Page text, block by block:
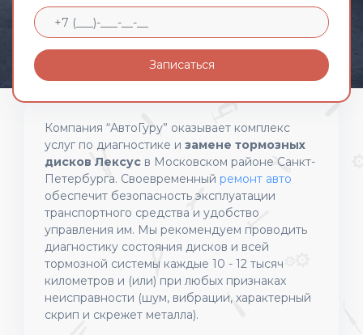
Записаться
Компания “АвтоГуру” оказывает комплекс
услуг по диагностике и замене тормозных
дисков Лексус в Московском районе Санкт-
Петербурга. Своевременный ремонт авто
обеспечит безопасность эксплуатации
транспортного средства и удобство
управления им. Мы рекомендуем проводить
диагностику состояния дисков и всей
тормозной системы каждые 10 - 12 тысяч
километров и (или) при любых признаках
неисправности (шум, вибрации, характерный
скрип и скрежет металла).